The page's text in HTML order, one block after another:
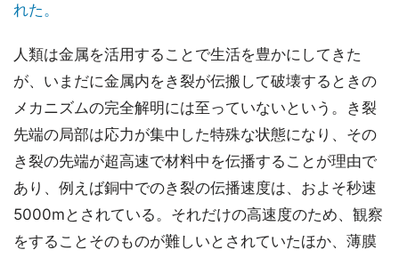
れた。
人類は金属を活用することで生活を豊かにしてきた
が、いまだに金属内をき裂が伝搬して破壊するときの
メカニズムの完全解明には至っていないという。き裂
先端の局部は応力が集中した特殊な状態になり、その
き裂の先端が超高速で材料中を伝播することが理由で
あり、例えば銅中でのき裂の伝播速度は、およそ秒速
5000mとされている。それだけの高速度のため、観察
をすることそのものが難しいとされていたほか、薄膜